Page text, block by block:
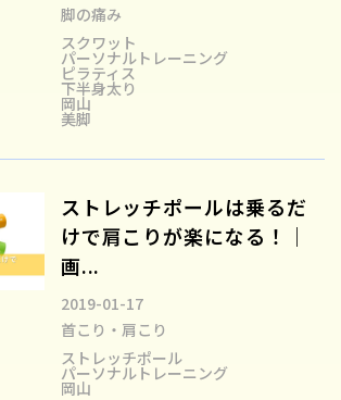
脚の痛み
スクワット
パーソナルトレーニング
ピラティス
下半身太り
岡山
美脚
ストレッチポールは乗るだ
けで肩こりが楽になる！｜
画...
2019-01-17
首こり・肩こり
ストレッチポール
パーソナルトレーニング
岡山